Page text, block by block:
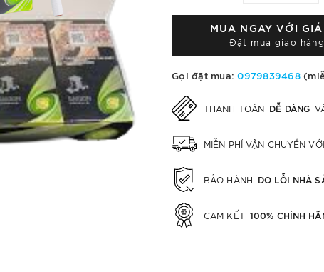
MUA NGAY VỚI GIÁ
Đặt mua giao
Gọi đặt mua:0979839468
THANH TOÁN DỄ DÀNG
MIỄN PHÍ VẬN CHUYỂN
BẢO HÀNH DO LỖI NHÀ
CAM KẾT 100% CHÍNH